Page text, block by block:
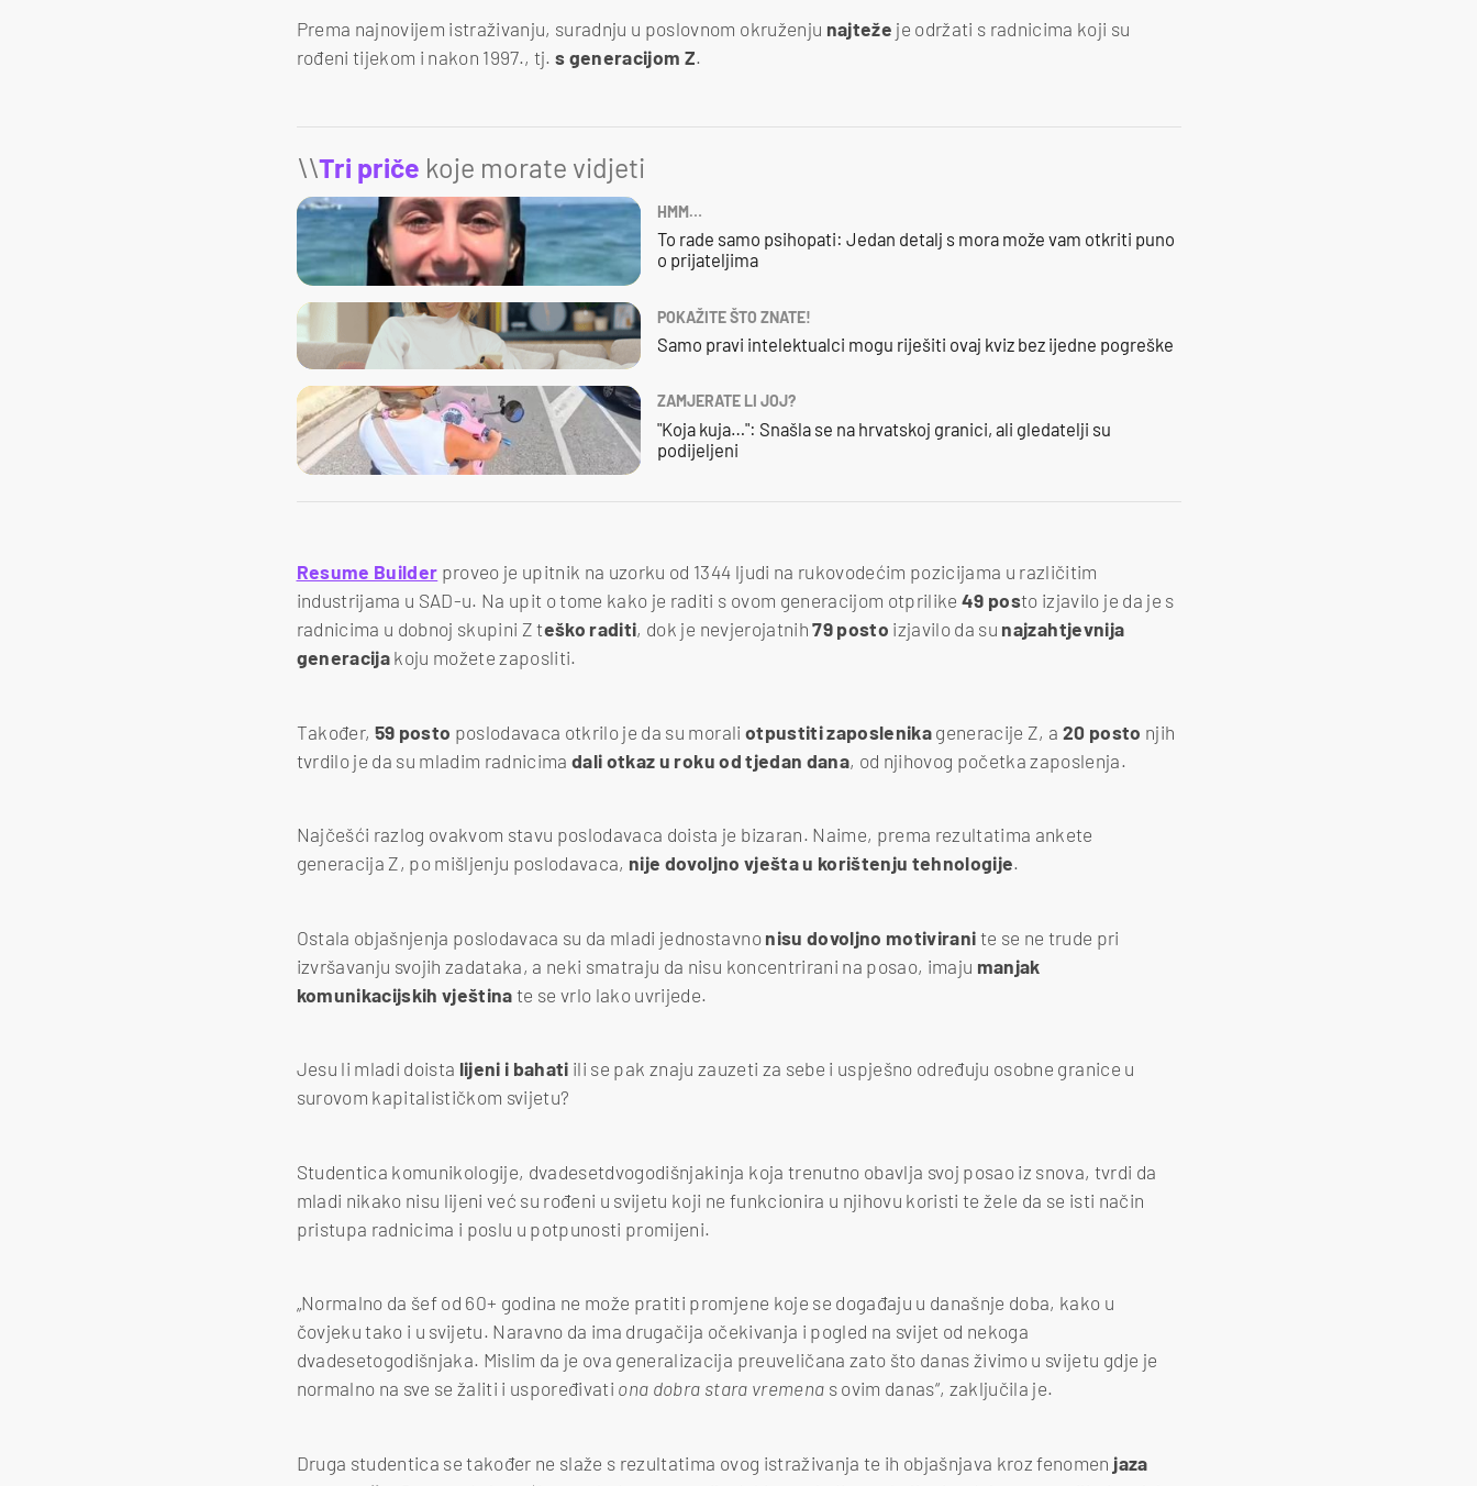
Prema najnovijem istraživanju, suradnju u poslovnom okruženju najteže je održati s radnicima koji su
rođeni tijekom i nakon 1997., tj.s generacijom Z.
\\Tri priče koje morate vidjeti
HMM…
To rade samo psihopati: Jedan detalj s mora može vam otkriti puno
o prijateljima
POKAŽITE ŠTO ZNATE!
Samo pravi intelektualci mogu riješiti ovaj kviz bez ijedne pogreške
ZAMJERATE LI JOJ?
"Koja kuja…": Snašla se na hrvatskoj granici, ali gledatelji su
podijeljeni
Resume Builder proveo je upitnik na uzorku od 1344 ljudi na rukovodećim pozicijama u različitim
industrijama u SAD-u. Na upit o tome kako je raditi s ovom generacijom otprilike49 posto izjavilo je da je s
radnicima u dobnoj skupini Z teško raditi, dok je nevjerojatnih79 posto izjavilo da su najzahtjevnija
generacijakoju možete zaposliti.
Također, 59 posto poslodavaca otkrilo je da su morali otpustiti zaposlenika generacije Z, a 20 posto njih
tvrdilo je da su mladim radnicimadali otkaz u roku od tjedan dana, od njihovog početka zaposlenja.
Najčešći razlog ovakvom stavu poslodavaca doista je bizaran. Naime, prema rezultatima ankete
generacija Z, po mišljenju poslodavaca, nije dovoljno vješta u korištenju tehnologije.
Ostala objašnjenja poslodavaca su da mladi jednostavno nisu dovoljno motivirani te se ne trude pri
izvršavanju svojih zadataka, a neki smatraju da nisu koncentrirani na posao, imaju manjak
komunikacijskih vještina te se vrlo lako uvrijede.
Jesu li mladi doista lijeni i bahati ili se pak znaju zauzeti za sebe i uspješno određuju osobne granice u
surovom kapitalističkom svijetu?
Studentica komunikologije, dvadesetdvogodišnjakinja koja trenutno obavlja svoj posao iz snova, tvrdi da
mladi nikako nisu lijeni već su rođeni u svijetu koji ne funkcionira u njihovu koristi te žele da se isti način
pristupa radnicima i poslu u potpunosti promijeni.
„Normalno da šef od 60+ godina ne može pratiti promjene koje se događaju u današnje doba, kako u
čovjeku tako i u svijetu. Naravno da ima drugačija očekivanja i pogled na svijet od nekoga
dvadesetogodišnjaka. Mislim da je ova generalizacija preuveličana zato što danas živimo u svijetu gdje je
normalno na sve se žaliti i uspoređivati ona dobra stara vremena s ovim danas“, zaključila je.
Druga studentica se također ne slaže s rezultatima ovog istraživanja te ih objašnjava kroz fenomen jaza